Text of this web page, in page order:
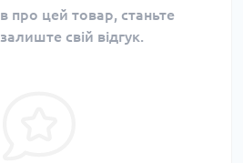
про цей товар, станьте
свій відгук.